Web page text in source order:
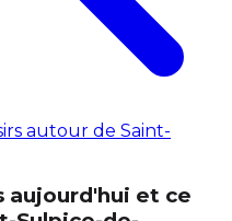
autour de Saint-
et ce